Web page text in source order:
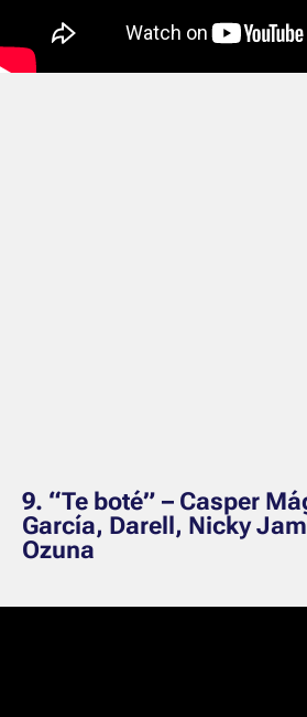
9. “Te boté” – Casper
García, Darell, Nicky
Ozuna